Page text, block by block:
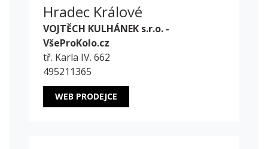
Hradec Králové
VOJTĚCH KULHÁNEK s.r.o. -
VšeProKolo.cz
tř. Karla IV. 662
495211365
WEB PRODEJCE